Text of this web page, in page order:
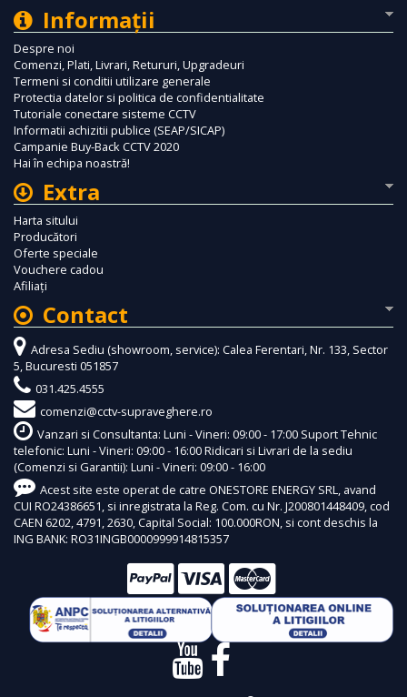
Informaţii
Despre noi
Comenzi, Plati, Livrari, Retururi, Upgradeuri
Termeni si conditii utilizare generale
Protectia datelor si politica de confidentialitate
Tutoriale conectare sisteme CCTV
Informatii achizitii publice (SEAP/SICAP)
Campanie Buy-Back CCTV 2020
Hai în echipa noastră!
Extra
Harta sitului
Producători
Oferte speciale
Vouchere cadou
Afiliaţi
Contact
Adresa Sediu (showroom, service): Calea Ferentari, Nr. 133, Sector
5, Bucuresti 051857
031.425.4555
comenzi@cctv-supraveghere.ro
Vanzari si Consultanta: Luni - Vineri: 09:00 - 17:00 Suport Tehnic
telefonic: Luni - Vineri: 09:00 - 16:00 Ridicari si Livrari de la sediu
(Comenzi si Garantii): Luni - Vineri: 09:00 - 16:00
Acest site este operat de catre ONESTORE ENERGY SRL, avand
CUI RO24386651, si inregistrata la Reg. Com. cu Nr. J200801448409, cod
CAEN 6202, 4791, 2630, Capital Social: 100.000RON, si cont deschis la
ING BANK: RO31INGB0000999914815357